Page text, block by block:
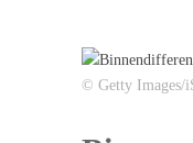
© Getty Images/